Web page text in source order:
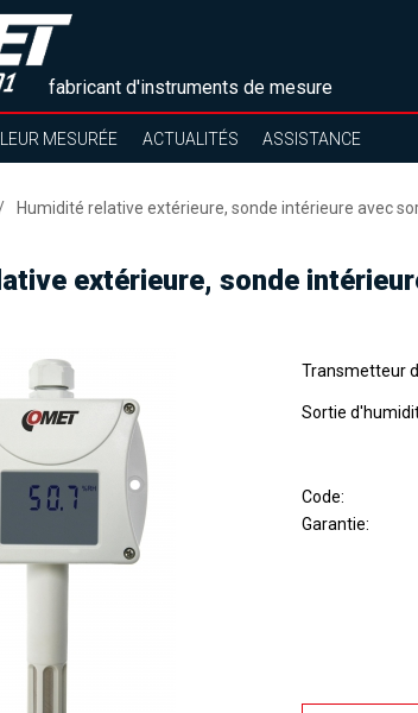
fabricant d'instruments de mesure
MESURÉE ACTUALITÉS ASSISTANCE
Humidité relative extérieure, sonde intérieure avec
extérieure, sonde
Transmetteur
Sortie
Code
Garantie